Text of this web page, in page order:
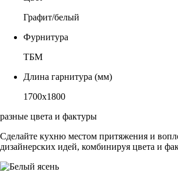
Графит/белый
Фурнитура
ТБМ
Длина гарнитура (мм)
1700х1800
разные цвета и фактуры
Сделайте кухню местом притяжения и
дизайнерских идей, комбинируя цвета и